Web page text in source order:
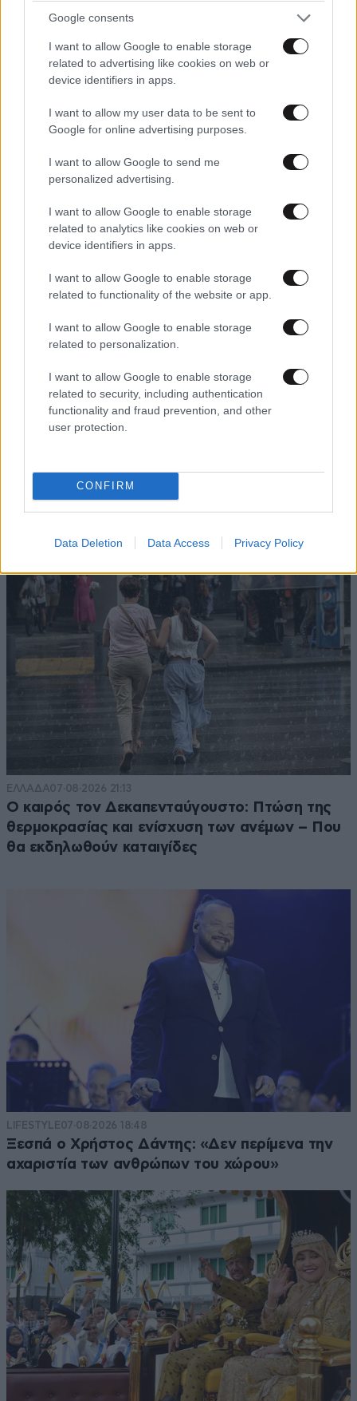
Google consents
I want to allow Google to enable storage
related to advertising like cookies on web or
device identifiers in apps.
I want to allow my user data to be sent to
Google for online advertising purposes.
I want to allow Google to send me
personalized advertising.
I want to allow Google to enable storage
related to analytics like cookies on web or
device identifiers in apps.
I want to allow Google to enable storage
related to functionality of the website or app.
I want to allow Google to enable storage
related to personalization.
I want to allow Google to enable storage
related to security, including authentication
functionality and fraud prevention, and other
user protection.
CONFIRM
Data Deletion Data Access Privacy Policy
Το φαραωνικών διαστάσεων κτίριο που χτίζει ο
Έλον Μασκ λέγεται Terafab και θα κοστίσει 16,8
δισ. δολάρια
07·08·2026 21:30
ΕΛΛΑΔΑ07·08·2026 21:13
Ο καιρός τον Δεκαπενταύγουστο: Πτώση της
θερμοκρασίας και ενίσχυση των ανέμων – Που
θα εκδηλωθούν καταιγίδες
LIFESTYLE07·08·2026 18:48
Ξεσπά ο Χρήστος Δάντης: «Δεν περίμενα την
αχαριστία των ανθρώπων του χώρου»